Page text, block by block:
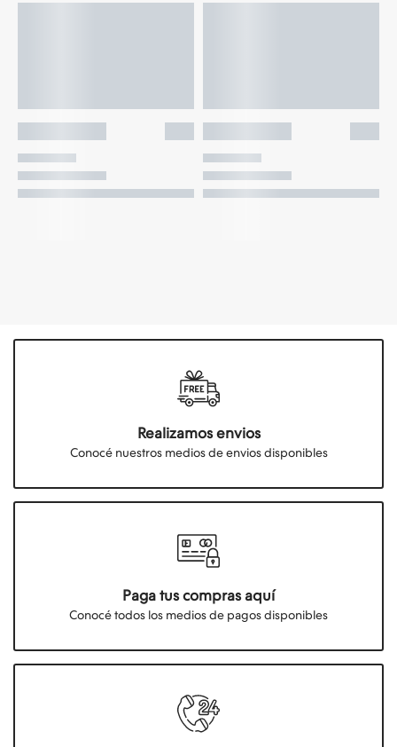
Realizamos envios
Conocé nuestros medios de envios disponibles
Paga tus compras aquí
Conocé todos los medios de pagos disponibles